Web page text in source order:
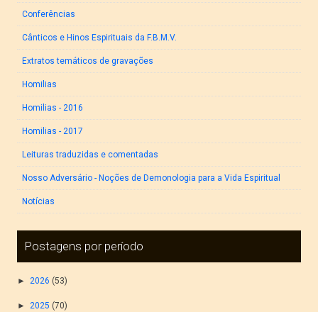
Conferências
Cânticos e Hinos Espirituais da F.B.M.V.
Extratos temáticos de gravações
Homilias
Homilias - 2016
Homilias - 2017
Leituras traduzidas e comentadas
Nosso Adversário - Noções de Demonologia para a Vida Espiritual
Notícias
Postagens por período
►2026 (53)
►2025 (70)